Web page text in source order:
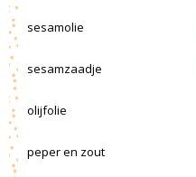
sesamolie
sesamzaadje
olijfolie
peper en zout